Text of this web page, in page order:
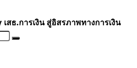
ธ.การเงิน สู่อิสรภาพทางการเงิน